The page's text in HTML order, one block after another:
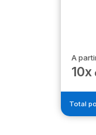
A
10x
Total